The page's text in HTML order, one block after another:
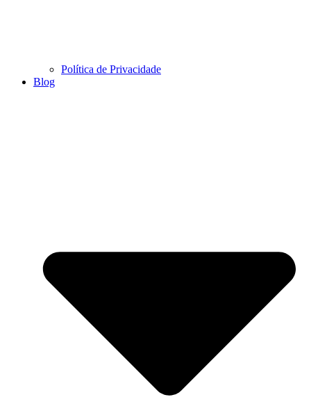
Política de Privacidade
Blog